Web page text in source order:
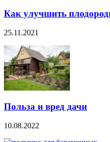
Как улучшить
25.11.2021
Польза и вред дачи
10.08.2022